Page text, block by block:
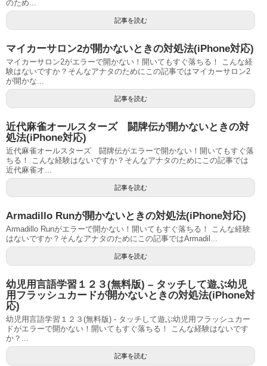
のため...
記事を読む
マイカーサロン2が開かないときの対処法(iPhone対応)
マイカーサロン2がエラーで開かない！開いてもすぐ落ちる！ こんな経
験はないですか？そんなアナタのためにこの記事ではマイカーサロン2
が開かな...
記事を読む
近代麻雀オールスターズ 闘牌伝が開かないときの対
処法(iPhone対応)
近代麻雀オールスターズ 闘牌伝がエラーで開かない！開いてもすぐ落
ちる！ こんな経験はないですか？そんなアナタのためにこの記事では
近代麻雀オ...
記事を読む
Armadillo Runが開かないときの対処法(iPhone対応)
Armadillo Runがエラーで開かない！開いてもすぐ落ちる！ こんな経験
はないですか？そんなアナタのためにこの記事ではArmadil...
記事を読む
幼児用言語学習１２３(無料版) – タッチして遊ぶ幼児
用フラッシュカードが開かないときの対処法(iPhone対
応)
幼児用言語学習１２３(無料版) - タッチして遊ぶ幼児用フラッシュカー
ドがエラーで開かない！開いてもすぐ落ちる！ こんな経験はないです
か？...
記事を読む